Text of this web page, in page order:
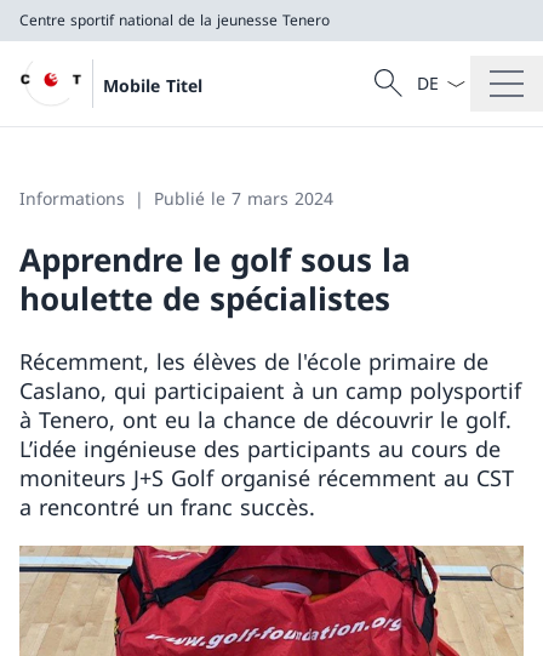
Centre sportif national de la jeunesse Tenero
Mobile Titel
Recherche
Recherche
La langue
Informations Publié le 7 mars 2024
Apprendre le golf sous la
houlette de spécialistes
Récemment, les élèves de l'école primaire de
Caslano, qui participaient à un camp polysportif
à Tenero, ont eu la chance de découvrir le golf.
L’idée ingénieuse des participants au cours de
moniteurs J+S Golf organisé récemment au CST
a rencontré un franc succès.